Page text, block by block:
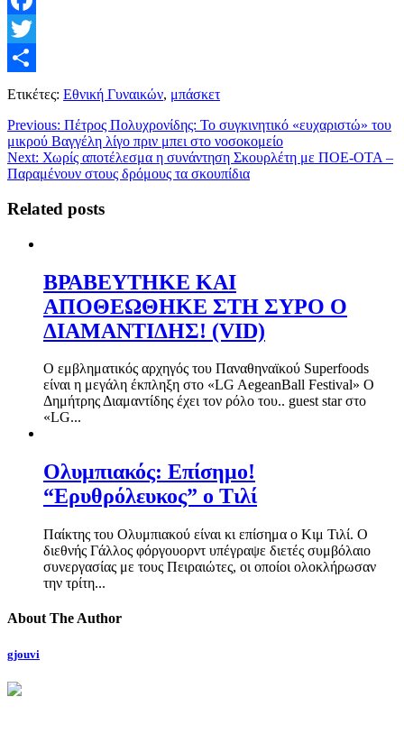
Facebook
Twitter
Μοιραστείτε
Ετικέτες: Εθνική Γυναικών, μπάσκετ
Previous: Πέτρος Πολυχρονίδης: Το συγκινητικό «ευχαριστώ» του
μικρού Βαγγέλη λίγο πριν μπει στο νοσοκομείο
Next: Χωρίς αποτέλεσμα η συνάντηση Σκουρλέτη με ΠΟΕ-ΟΤΑ –
Παραμένουν στους δρόμους τα σκουπίδια
Related posts
ΒΡΑΒΕΥΤΗΚΕ ΚΑΙ
ΑΠΟΘΕΩΘΗΚΕ ΣΤΗ ΣΥΡΟ Ο
ΔΙΑΜΑΝΤΙΔΗΣ! (VID)
Ο εμβληματικός αρχηγός του Παναθηναϊκού Superfoods
είναι η μεγάλη έκπληξη στο «LG AegeanBall Festival» Ο
Δημήτρης Διαμαντίδης έχει τον ρόλο του.. guest star στο
«LG...
Ολυμπιακός: Επίσημο!
“Ερυθρόλευκος” ο Τιλί
Παίκτης του Ολυμπιακού είναι κι επίσημα ο Κιμ Τιλί. Ο
διεθνής Γάλλος φόργουορντ υπέγραψε διετές συμβόλαιο
συνεργασίας με τους Πειραιώτες, οι οποίοι ολοκλήρωσαν
την τρίτη...
About The Author
gjouvi